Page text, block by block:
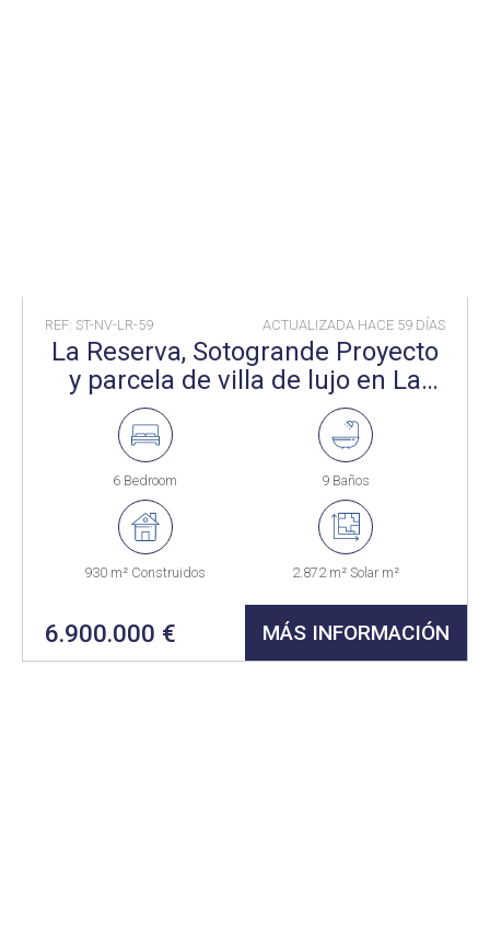
REF: ST-NV-LR-59 ACTUALIZADA HACE 59 DÍAS
La Reserva, Sotogrande Proyecto
y parcela de villa de lujo en La
6 Bedroom 9 Baños
930 m² Construidos 2.872 m² Solar m²
6.900.000 € MÁS INFORMACIÓN